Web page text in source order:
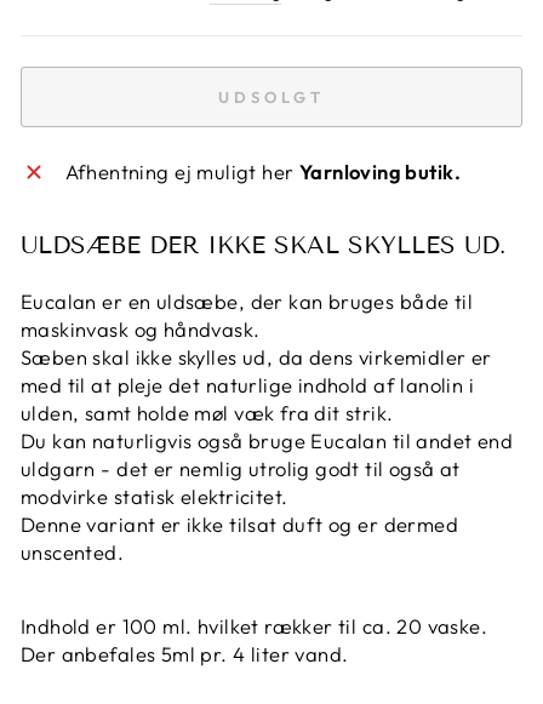
UDSOLGT
Afhentning ej muligt her Yarnloving butik.
ULDSÆBE DER IKKE SKAL SKYLLES UD.
Eucalan er en uldsæbe, der kan bruges både til
maskinvask og håndvask.
Sæben skal ikke skylles ud, da dens virkemidler er
med til at pleje det naturlige indhold af lanolin i
ulden, samt holde møl væk fra dit strik.
Du kan naturligvis også bruge Eucalan til andet end
uldgarn - det er nemlig utrolig godt til også at
modvirke statisk elektricitet.
Denne variant er ikke tilsat duft og er dermed
unscented.
Indhold er 100 ml. hvilket rækker til ca. 20 vaske.
Der anbefales 5ml pr. 4 liter vand.